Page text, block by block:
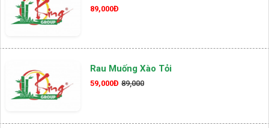
89,000Đ
Rau Muống Xào Tỏi
59,000Đ 89,000